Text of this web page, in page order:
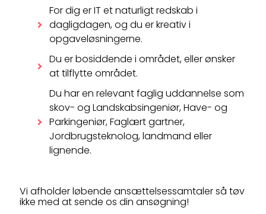
For dig er IT et naturligt redskab i
dagligdagen, og du er kreativ i
opgaveløsningerne.
Du er bosiddende i området, eller ønsker
at tilflytte området.
Du har en relevant faglig uddannelse som
skov- og Landskabsingeniør, Have- og
Parkingeniør, Faglært gartner,
Jordbrugsteknolog, landmand eller
lignende.
Vi afholder løbende ansættelsessamtaler så tøv
ikke med at sende os din ansøgning!